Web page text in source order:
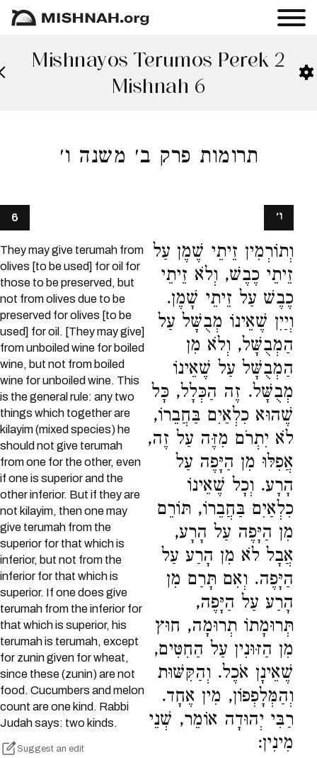
Mishnayos Terumos Perek 2
Mishnah 6
תרומות פרק ב׳ משנה ו׳
6
They may give terumah from
olives [to be used] for oil for
those to be preserved, but
not from olives due to be
preserved for olives [to be
used] for oil. [They may give]
from unboiled wine for boiled
wine, but not from boiled
wine for unboiled wine. This
is the general rule: any two
things which together are
kilayim (mixed species) he
should not give terumah
from one for the other, even
if one is superior and the
other inferior. But if they are
not kilayim, then one may
give terumah from the
superior for that which is
inferior, but not from the
inferior for that which is
superior. If one does give
terumah from the inferior for
that which is superior, his
terumah is terumah, except
for zunin given for wheat,
since these (zunin) are not
food. Cucumbers and melon
count are one kind. Rabbi
Judah says: two kinds.
Suggest an edit
וְתוֹרְמִין זֵיתֵי שֶׁמֶן עַל
זֵיתֵי כֶבֶשׁ, וְלֹא זֵיתֵי
כֶבֶשׁ עַל זֵיתֵי שָׁמֶן.
וְיַיִן שֶׁאֵינוֹ מְבֻשָּׁל עַל
הַמְבֻשָּׁל, וְלֹא מִן
הַמְבֻשָּׁל עַל שֶׁאֵינוֹ
מְבֻשָּׁל. זֶה הַכְּלָל, כָּל
שֶׁהוּא כִלְאַיִם בַּחֲבֵרוֹ,
לֹא יִתְרֹם מִזֶּה עַל זֶה,
אֲפִלּוּ מִן הַיָּפֶה עַל
הָרָע. וְכָל שֶׁאֵינוֹ
כִלְאַיִם בַּחֲבֵרוֹ, תּוֹרֵם
מִן הַיָּפֶה עַל הָרָע,
אֲבָל לֹא מִן הָרַע עַל
הַיָּפֶה. וְאִם תָּרַם מִן
הָרַע עַל הַיָּפֶה,
תְּרוּמָתוֹ תְרוּמָה, חוּץ
מִן הַזּוּנִין עַל הַחִטִּים,
שֶׁאֵינָן אֹכֶל. וְהַקִּשּׁוּת
וְהַמְּלָפְפוֹן, מִין אֶחָד.
רַבִּי יְהוּדָה אוֹמֵר, שְׁנֵי
מִינִין:
ו׳